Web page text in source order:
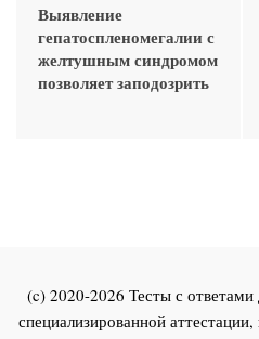
Выявление
гепатоспленомегалии с
желтушным синдромом
позволяет заподозрить
(c) 2020-2026 Тесты с ответами
специализированной